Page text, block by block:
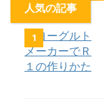
人気の記事
1